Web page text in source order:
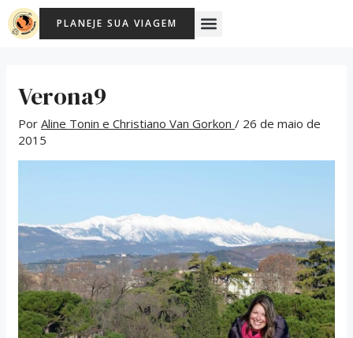
para
PLANEJE SUA VIAGEM Menu
Verona9
PorAline Tonin e Christiano Van Gorkon/ 26 de maio de
2015
Post
navigation